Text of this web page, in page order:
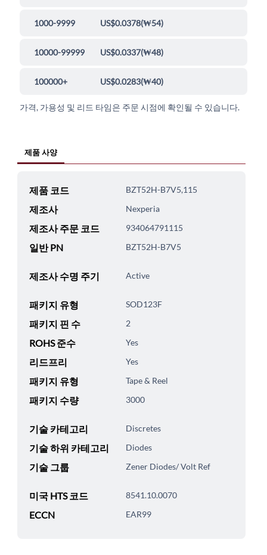
1000-9999 US$0.0378(₩54)
10000-99999 US$0.0337(₩48)
100000+ US$0.0283(₩40)
가격, 가용성 및 리드 타임은 주문 시점에 확인될 수 있습니다.
제품 사양
제품 코드 BZT52H-B7V5,115
제조사 Nexperia
제조사 주문 코드 934064791115
일반 PN BZT52H-B7V5
제조사 수명 주기 Active
패키지 유형 SOD123F
패키지 핀 수 2
ROHS 준수 Yes
리드프리 Yes
패키지 유형 Tape & Reel
패키지 수량 3000
기술 카테고리 Discretes
기술 하위 카테고리 Diodes
기술 그룹 Zener Diodes/ Volt Ref
미국 HTS 코드 8541.10.0070
ECCN EAR99